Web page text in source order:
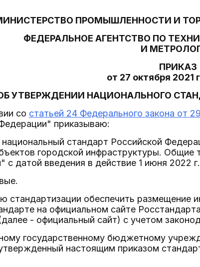
ПРОМЫШЛЕННОСТИ И
ФЕДЕРАЛЬНОЕ АГЕНТСТВО ПО
И
ПРИКАЗ
от 27 октября 2021
УТВЕРЖДЕНИИ НАЦИОНАЛЬНОГО
со статьей 24 Федерального закона от
приказываю:
национальный стандарт Российской
городской инфраструктуры. Общие
с датой введения в действие 1 июня 2022 г.
стандартизации обеспечить
на официальном сайте
- официальный сайт) с учетом
государственному бюджетному
настоящим приказом